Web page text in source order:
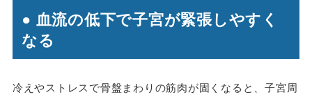
● 血流の低下で子宮が緊張しやすく
なる
冷えやストレスで骨盤まわりの筋肉が固くなると、子宮周